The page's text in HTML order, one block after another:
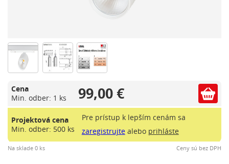
Cena
Min. odber: 1 ks
99,00 €
Projektová cena
Min. odber: 500 ks
Pre prístup k lepším cenám sa
zaregistrujtealebo prihláste
Na sklade 0 ks Ceny sú bez DPH